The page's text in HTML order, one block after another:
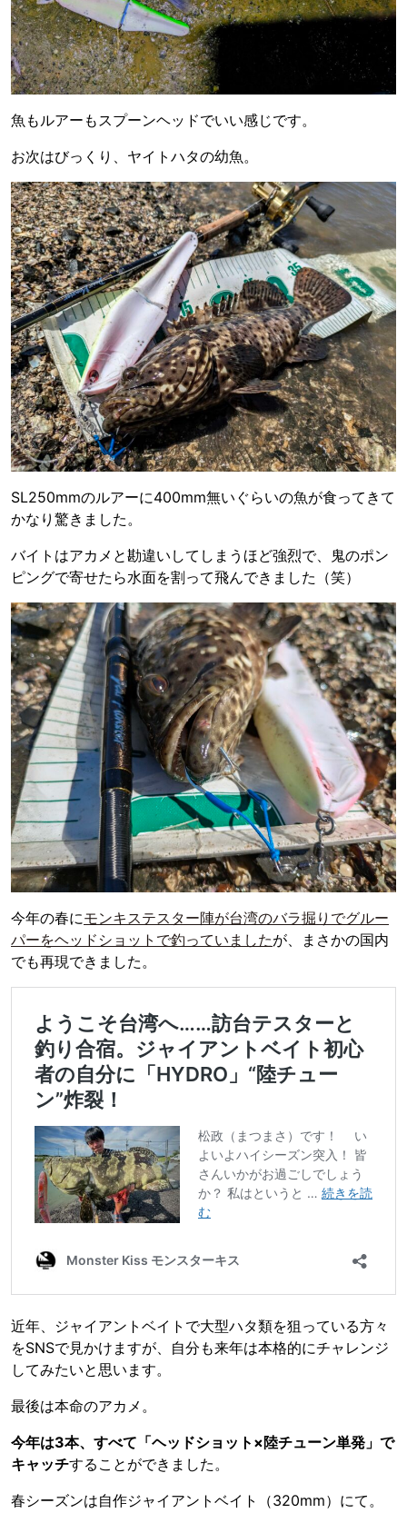
魚もルアーもスプーンヘッドでいい感じです。
お次はびっくり、ヤイトハタの幼魚。
SL250mmのルアーに400mm無いぐらいの魚が食ってきて
かなり驚きました。
バイトはアカメと勘違いしてしまうほど強烈で、鬼のポン
ピングで寄せたら水面を割って飛んできました（笑）
今年の春にモンキステスター陣が台湾のバラ掘りでグルー
パーをヘッドショットで釣っていましたが、まさかの国内
でも再現できました。
近年、ジャイアントベイトで大型ハタ類を狙っている方々
をSNSで見かけますが、自分も来年は本格的にチャレンジ
してみたいと思います。
最後は本命のアカメ。
今年は3本、すべて「ヘッドショット×陸チューン単発」で
キャッチすることができました。
春シーズンは自作ジャイアントベイト（320mm）にて。